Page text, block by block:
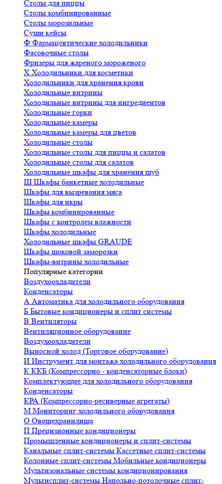
Столы для пиццы
Столы комбинированные
Столы морозильные
Суши кейсы
Ф Фармацевтические холодильники
Фасовочные столы
Фризеры для жареного мороженого
Х Холодильники для косметики
Холодильники для хранения крови
Холодильные витрины
Холодильные витрины для ингредиентов
Холодильные горки
Холодильные камеры
Холодильные камеры для цветов
Холодильные столы
Холодильные столы для пиццы и салатов
Холодильные столы для салатов
Холодильные шкафы для хранения шуб
Ш Шкафы банкетные холодильные
Шкафы для вызревания мяса
Шкафы для икры
Шкафы комбинированные
Шкафы с контролем влажности
Шкафы холодильные
Холодильные шкафы GRAUDE
Шкафы шоковой заморозки
Шкафы-витрины холодильные
Популярные категории
Воздухоохладители
Конденсаторы
А Автоматика для холодильного оборудования
Б Бытовые кондиционеры и сплит системы
В Вентиляторы
Вентиляционное оборудование
Воздухоохладители
Выносной холод (Торговое оборудование)
И Инструмент для монтажа холодильного оборудования
К ККБ (Компрессорно - конденсаторные блоки)
Комплектующие для холодильного оборудования
Конденсаторы
КРА (Компрессорно-ресиверные агрегаты)
М Мониторинг холодильного оборудования
О Овощехранилища
П Прецизионные кондиционеры
Промышленные кондиционеры и сплит-системы
Канальные сплит-системы Кассетные сплит-системы
Колонные сплит-системы Мобильные кондиционеры
Мультизональные системы кондиционирования
Мультисплит-системы Напольно-потолочные сплит-